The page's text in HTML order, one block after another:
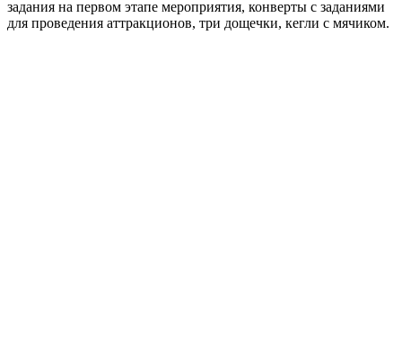
задания на первом этапе мероприятия, конверты с заданиями
для проведения аттракционов, три дощечки, кегли с мячиком.